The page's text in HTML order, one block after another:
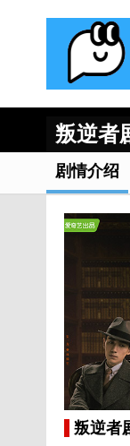
叛逆者
剧情介绍
叛逆者